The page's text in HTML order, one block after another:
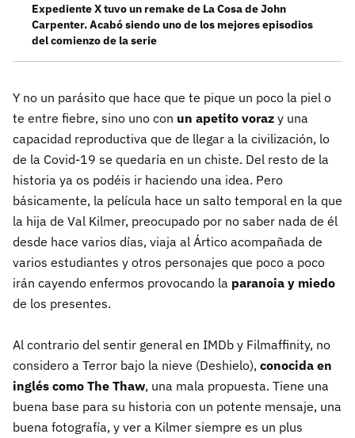
Expediente X tuvo un remake de La Cosa de John
Carpenter. Acabó siendo uno de los mejores episodios
del comienzo de la serie
Y no un parásito que hace que te pique un poco la piel o
te entre fiebre, sino uno con un apetito voraz y una
capacidad reproductiva que de llegar a la civilización, lo
de la Covid-19 se quedaría en un chiste. Del resto de la
historia ya os podéis ir haciendo una idea. Pero
básicamente, la película hace un salto temporal en la que
la hija de Val Kilmer, preocupado por no saber nada de él
desde hace varios días, viaja al Ártico acompañada de
varios estudiantes y otros personajes que poco a poco
irán cayendo enfermos provocando la paranoia y miedo
de los presentes.
Al contrario del sentir general en IMDb y Filmaffinity, no
considero a Terror bajo la nieve (Deshielo), conocida en
inglés como The Thaw, una mala propuesta. Tiene una
buena base para su historia con un potente mensaje, una
buena fotografía, y ver a Kilmer siempre es un plus